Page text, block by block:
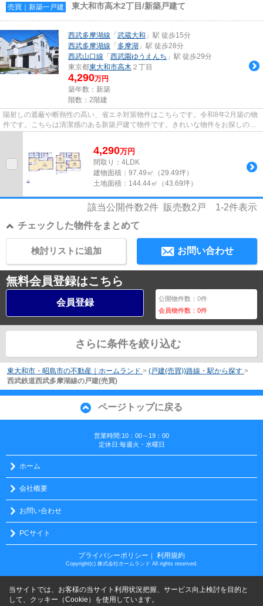
売買｜新築一戸建 東大和市高木2丁目/新築戸建て
西武多摩湖線 「 武蔵大和 」駅 徒歩15分
西武多摩湖線 「 多摩湖 」駅 徒歩28分
西武山口線 「 西武園ゆうえんち 」駅 徒歩29分
東京都東大和市高木 ２丁目
4,290万円
築年数：新築
階数：2階建
陽射しの遮蔽や断熱性の高い、省エネ対策物件はこちらです。令和8年2月築の物
件です。こちらは清潔感のある新築戸建て物件です。きれいな物件をお探しの方
4,290万円
間取り：4LDK
建物面積： 97.49㎡（29.49坪）
土地面積： 144.44㎡（43.69坪）
該当公開件数2件 販売数2 戸 1-2件表示
チェックした物件をまとめて
お問い合わせ
検討リストに追加
無料会員登録はこちら
会員登録 公開物件数：0件
会員物件数：0件
さらに条件を絞り込む
東大和市・昭島市の不動産｜ホームランド > (戸建(売買))路線・駅から探す >
西武鉄道西武多摩湖線の戸建(売買)
ページトップに戻る
営業時間:10：00～19：00
定休日:毎週火・水曜日
ホーム
会社概要
お問い合わせ
PCサイト
プライバシーポリシー ｜ 利用規約
Copyright(c) 株式会社ホームランド All rights reserved.
当サイトでは、お客様の当サイト利用状況把握、サービス向上検討を目的と
して、クッキー（Cookie）を使用しています。